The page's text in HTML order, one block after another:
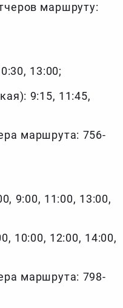
маршруту:
13:00;
9:15, 11:45,
маршрута: 756-
9:00, 11:00, 13:00,
10:00, 12:00, 14:00,
маршрута: 798-